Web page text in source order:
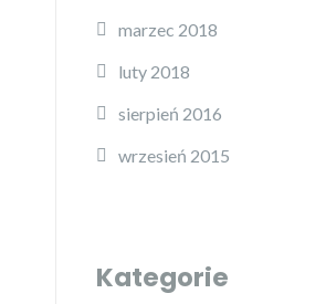
marzec 2018
luty 2018
sierpień 2016
wrzesień 2015
Kategorie